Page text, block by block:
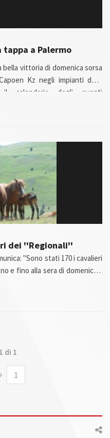
a Palermo
bella vittoria di domenica sorsa
Kz negli impianti della
calendario degli eventi
sosta.
dei ''Regionali''
"Sono stati 170 i cavalieri
e fino alla sera di domenica 7
della Società Oristanese di
di 1
1